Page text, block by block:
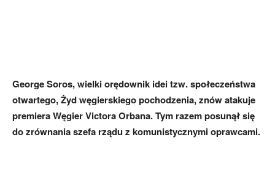
George Soros, wielki orędownik idei tzw. społeczeństwa
otwartego, Żyd węgierskiego pochodzenia, znów atakuje
premiera Węgier Victora Orbana. Tym razem posunął się
do zrównania szefa rządu z komunistycznymi oprawcami.